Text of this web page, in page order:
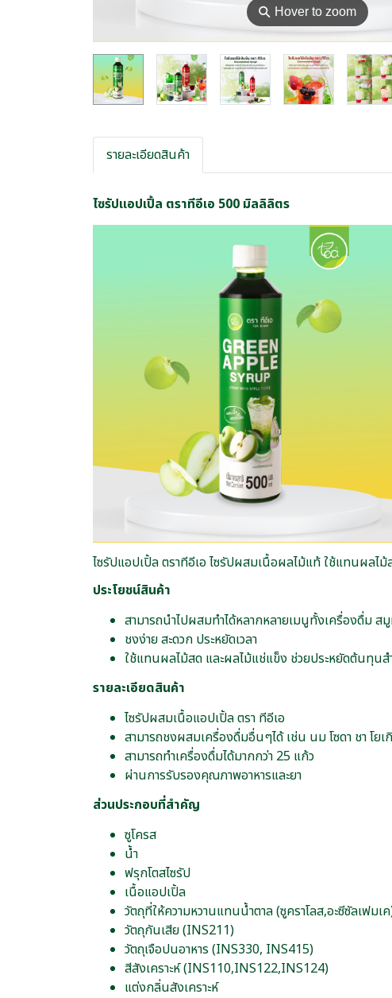
⚲ Hover to zoom
รายละเอียดสินค้า
ไซรัปแอปเปิ้ล ตราทีอีเอ 500 มิลลิลิตร
ไซรัปแอปเปิ้ล ตราทีอีเอ ไซรัปผสมเนื้อผลไม้แท้ ใช้แทนผลไ
ประโยชน์สินค้า
สามารถนำไปผสมทำได้หลากหลายเมนูทั้งเครื่องดื่ม
ชงง่าย สะดวก ประหยัดเวลา
ใช้แทนผลไม้สด และผลไม้แช่แข็ง ช่วยประหยัดต้นทุน
รายละเอียดสินค้า
ไซรัปผสมเนื้อแอปเปิ้ล ตรา ทีอีเอ
สามารถชงผสมเครื่องดื่มอื่นๆได้ เช่น นม โซดา ชา โยเ
สามารถทำเครื่องดื่มได้มากกว่า 25 แก้ว
ผ่านการรับรองคุณภาพอาหารและยา
ส่วนประกอบที่สำคัญ
ซูโครส
น้ำ
ฟรุกโตสไซรัป
เนื้อแอปเปิ้ล
วัตถุที่ให้ความหวานแทนน้ำตาล (ซูคราโลส,อะซีซัลเฟมเ
วัตถุกันเสีย (INS211)
วัตถุเจือปนอาหาร (INS330, INS415)
สีสังเคราะห์ (INS110,INS122,INS124)
แต่งกลิ่นสังเคราะห์